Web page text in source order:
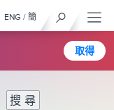
取得
ENG / 簡